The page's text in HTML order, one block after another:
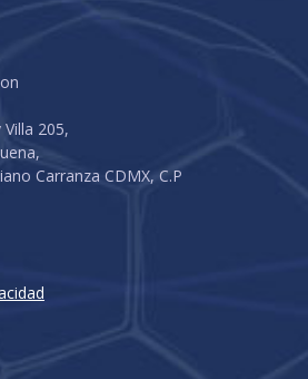
Villa 205,
Carranza CDMX, C.P